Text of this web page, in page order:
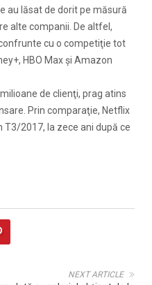
au lăsat de dorit pe măsură
alte companii. De altfel,
cu o competiţie tot
HBO Max şi Amazon
de clienţi, prag atins
Prin comparaţie, Netflix
T3/2017, la zece ani după ce
NEXT ARTICLE